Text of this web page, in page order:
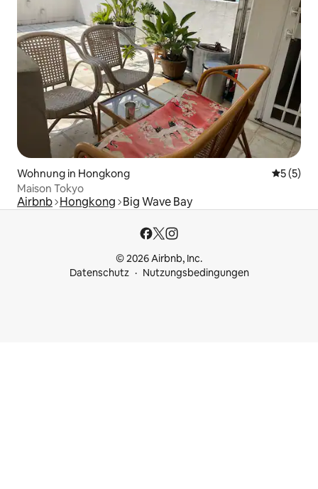
Wohnung in Hongkong
5 (5)
Maison Tokyo
Airbnb Hongkong Big Wave Bay
© 2026 Airbnb, Inc.
Datenschutz
Nutzungsbedingungen